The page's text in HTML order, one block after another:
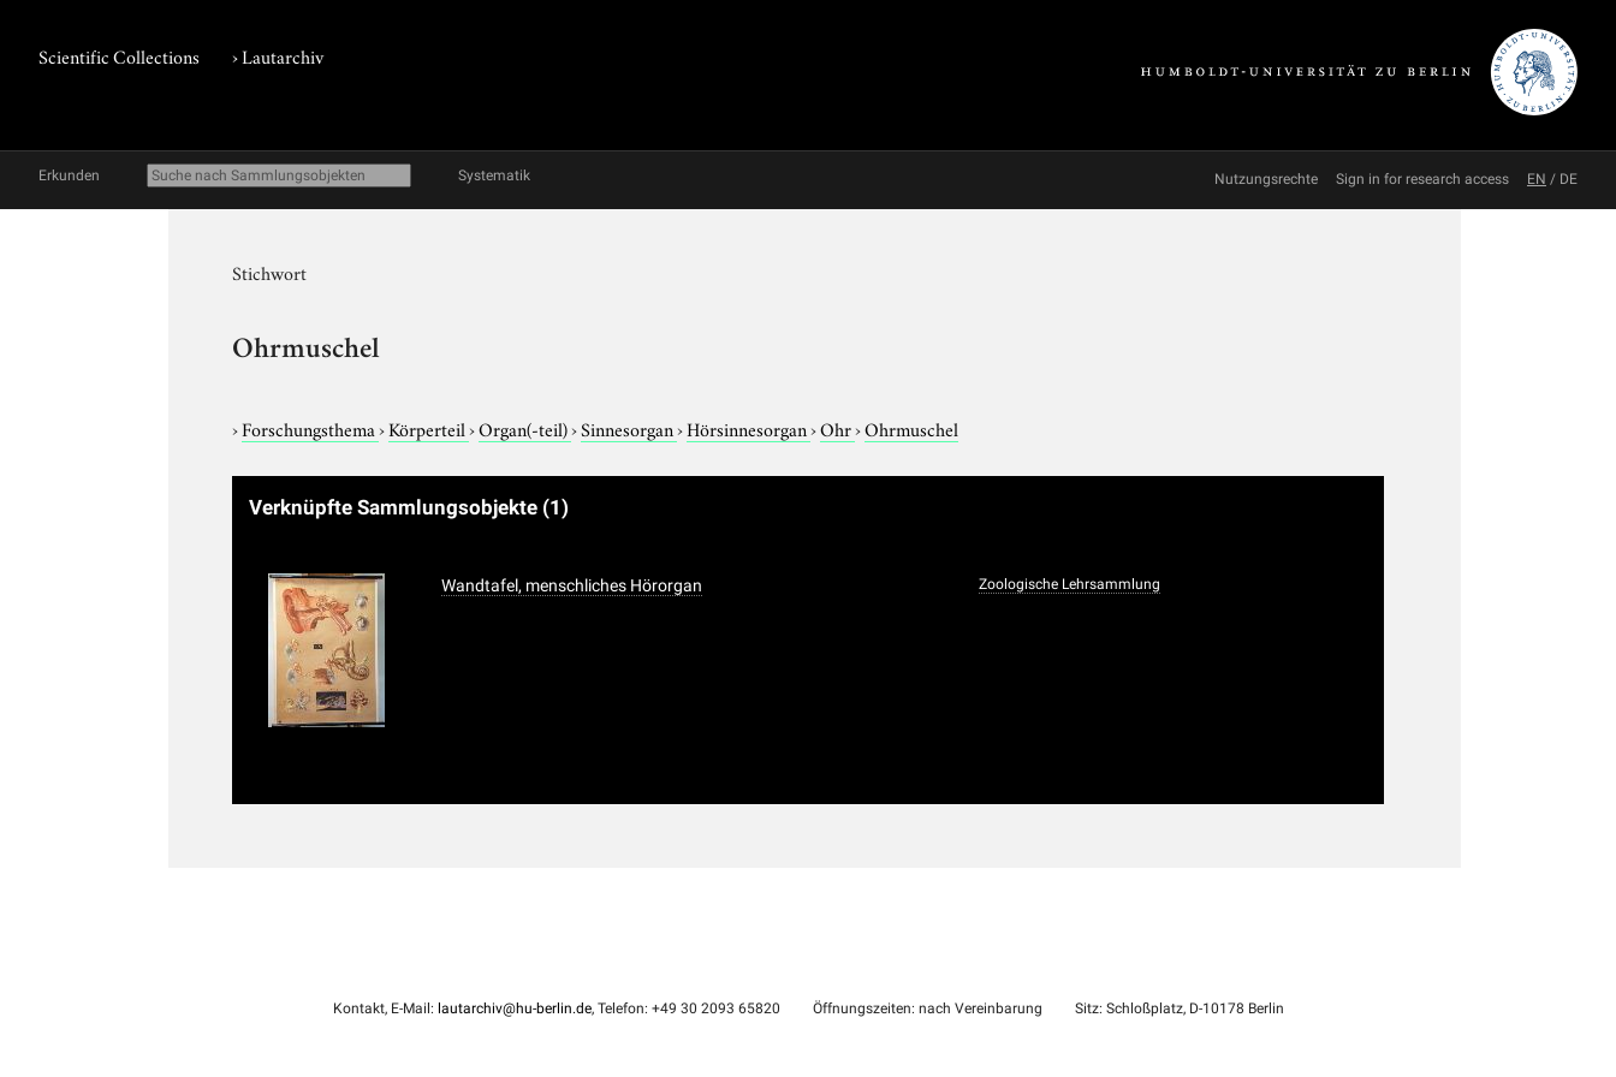
Scientific Collections ›Lautarchiv
Erkunden Systematik Nutzungsrechte Sign in for research access EN / DE
Stichwort
Ohrmuschel
›Forschungsthema›Körperteil›Organ(-teil)›Sinnesorgan›Hörsinnesorgan›Ohr›Ohrmuschel
Verknüpfte Sammlungsobjekte (1)
Wandtafel, menschliches Hörorgan Zoologische Lehrsammlung
Kontakt, E-Mail: lautarchiv@hu-berlin.de, Telefon: +49 30 2093 65820 Öffnungszeiten: nach Vereinbarung Sitz: Schloßplatz, D-10178 Berlin